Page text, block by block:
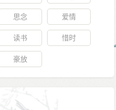
思念 爱情
读书 惜时
豪放